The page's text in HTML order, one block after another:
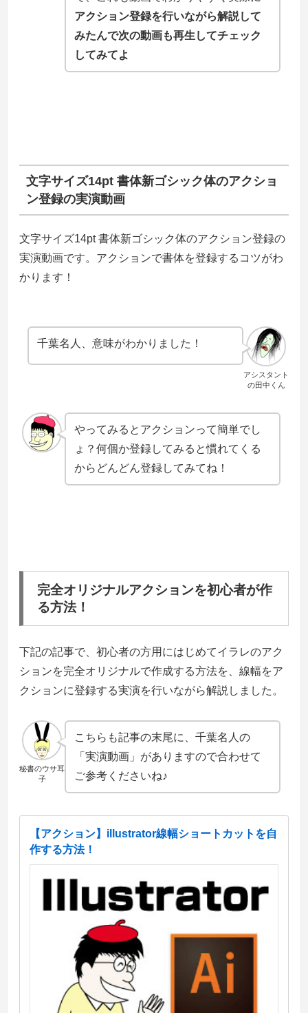
アクション登録を行いながら解説して
みたんで次の動画も再生してチェック
してみてよ
文字サイズ14pt 書体新ゴシック体のアクショ
ン登録の実演動画
文字サイズ14pt 書体新ゴシック体のアクション登録の
実演動画です。アクションで書体を登録するコツがわ
かります！
アシスタント
の田中くん
千葉名人、意味がわかりました！
やってみるとアクションって簡単でし
ょ？何個か登録してみると慣れてくる
からどんどん登録してみてね！
完全オリジナルアクションを初心者が作
る方法！
下記の記事で、初心者の方用にはじめてイラレのアク
ションを完全オリジナルで作成する方法を、線幅をア
クションに登録する実演を行いながら解説しました。
秘書のウサ耳
子
こちらも記事の末尾に、千葉名人の
「実演動画」がありますので合わせて
ご参考くださいね♪
【アクション】illustrator線幅ショートカットを自
作する方法！